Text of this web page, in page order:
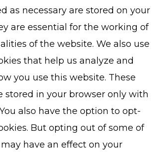
as necessary are stored on your
are essential for the working of
of the website. We also use
that help us analyze and
you use this website. These
stored in your browser only with
also have the option to opt-
But opting out of some of
have an effect on your